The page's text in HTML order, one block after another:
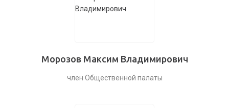
Морозов Максим Владимирович
член Общественной палаты